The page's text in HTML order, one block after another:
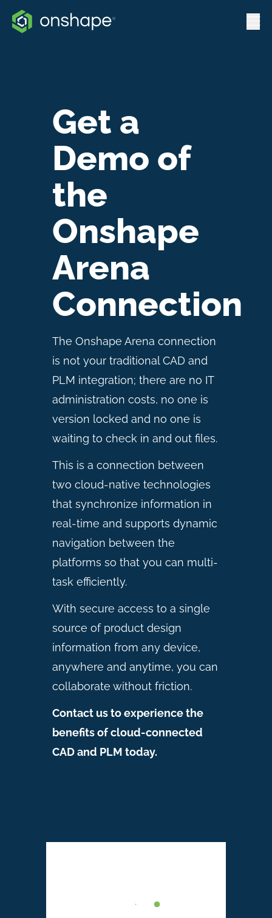
Get a
Demo of
the
Onshape
Arena
Connection
The Onshape Arena connection
is not your traditional CAD and
PLM integration; there are no IT
administration costs, no one is
version locked and no one is
waiting to check in and out files.
This is a connection between
two cloud-native technologies
that synchronize information in
real-time and supports dynamic
navigation between the
platforms so that you can multi-
task efficiently.
With secure access to a single
source of product design
information from any device,
anywhere and anytime, you can
collaborate without friction.
Contact us to experience the
benefits of cloud-connected
CAD and PLM today.